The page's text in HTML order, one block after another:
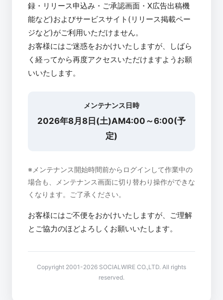
録・リリース申込み・ご承認画面・X広告出稿機
能など)およびサービスサイト(リリース掲載ペー
ジなど)がご利用いただけません。
お客様にはご迷惑をおかけいたしますが、しばら
く経ってから再度アクセスいただけますようお願
いいたします。
メンテナンス日時
2026年8月8日(土)AM4:00～6:00(予
定)
※メンテナンス開始時間前からログインして作業中の
場合も、メンテナンス画面に切り替わり操作ができな
くなります。ご了承ください。
お客様にはご不便をおかけいたしますが、ご理解
とご協力のほどよろしくお願いいたします。
Copyright 2001-2026 SOCIALWIRE CO.,LTD. All rights
reserved.